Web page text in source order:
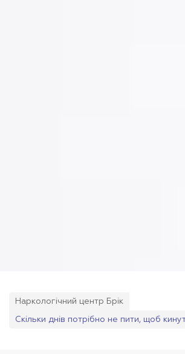
Наркологічний центр Брік
Скільки днів потрібно не пити, щоб